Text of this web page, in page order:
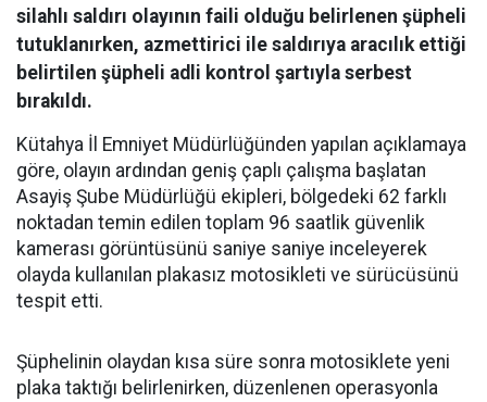
silahlı saldırı olayının faili olduğu belirlenen şüpheli
tutuklanırken, azmettirici ile saldırıya aracılık ettiği
belirtilen şüpheli adli kontrol şartıyla serbest
bırakıldı.
Kütahya İl Emniyet Müdürlüğünden yapılan açıklamaya
göre, olayın ardından geniş çaplı çalışma başlatan
Asayiş Şube Müdürlüğü ekipleri, bölgedeki 62 farklı
noktadan temin edilen toplam 96 saatlik güvenlik
kamerası görüntüsünü saniye saniye inceleyerek
olayda kullanılan plakasız motosikleti ve sürücüsünü
tespit etti.
Şüphelinin olaydan kısa süre sonra motosiklete yeni
plaka taktığı belirlenirken, düzenlenen operasyonla